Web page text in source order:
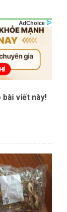
bài viết này!